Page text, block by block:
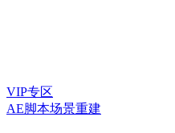
VIP专区
AE脚本场景重建